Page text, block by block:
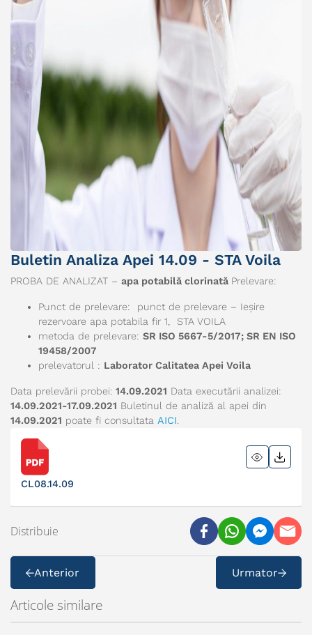
Buletin Analiza Apei 14.09 - STA Voila
PROBA DE ANALIZAT – apa potabilă clorinată Prelevare:
Punct de prelevare: punct de prelevare – Ieșire
rezervoare apa potabila fir 1, STA VOILA
metoda de prelevare: SR ISO 5667-5/2017; SR EN ISO
19458/2007
prelevatorul : Laborator Calitatea Apei Voila
Data prelevării probei: 14.09.2021 Data executării analizei:
14.09.2021-17.09.2021 Buletinul de analiză al apei din
14.09.2021 poate fi consultata AICI
CL08.14.09
Distribuie
Anterior Urmator
Articole similare